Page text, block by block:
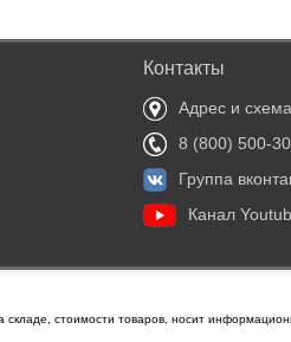
Контакты
Адрес и
8 (800) 500-
Группа
Канал
стоимости товаров, носит